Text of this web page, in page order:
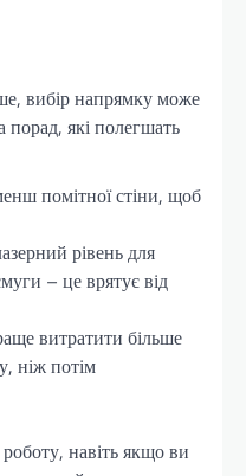
вибір напрямку може
порад, які полегшать
помітної стіни, щоб
рівень для
– це врятує від
витратити більше
ніж потім
навіть якщо ви